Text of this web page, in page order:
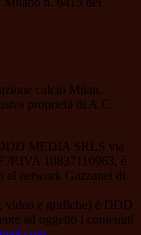
calcio Milan.
proprietà di A.C.
MEDIA SRLS via
P.IVA 10837110963, è
al network Gazzanet di
video e grafiche) è DDD
ad oggetto i contenuti